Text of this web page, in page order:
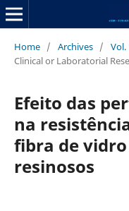
Home / Archives / Vol.
Clinical or Laboratorial
Efeito das
na
fibra de
resinosos